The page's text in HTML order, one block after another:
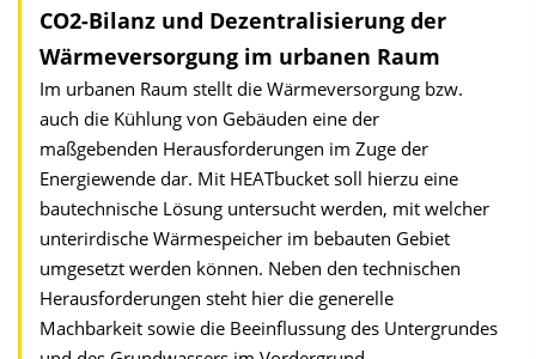
CO2-Bilanz und Dezentralisierung der
Wärmeversorgung im urbanen Raum
Im urbanen Raum stellt die Wärmeversorgung bzw.
auch die Kühlung von Gebäuden eine der
maßgebenden Herausforderungen im Zuge der
Energiewende dar. Mit HEATbucket soll hierzu eine
bautechnische Lösung untersucht werden, mit welcher
unterirdische Wärmespeicher im bebauten Gebiet
umgesetzt werden können. Neben den technischen
Herausforderungen steht hier die generelle
Machbarkeit sowie die Beeinflussung des Untergrundes